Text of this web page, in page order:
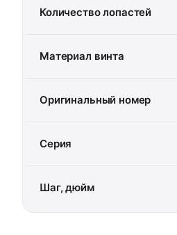
Количество лопастей
Материал винта
Оригинальный номер
Серия
Шаг, дюйм